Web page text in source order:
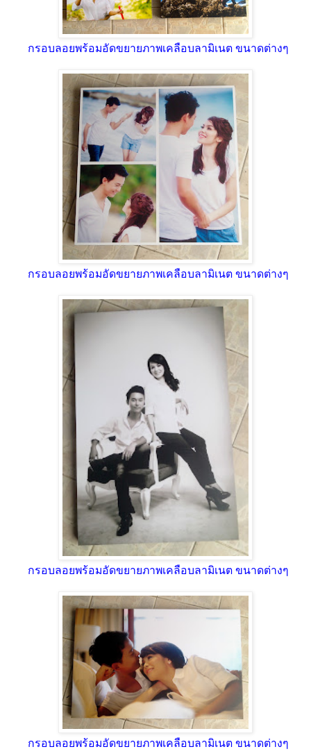
กรอบลอยพร้อมอัดขยายภาพเคลือบลามิเนต ขนาดต่างๆ
กรอบลอยพร้อมอัดขยายภาพเคลือบลามิเนต ขนาดต่างๆ
กรอบลอยพร้อมอัดขยายภาพเคลือบลามิเนต ขนาดต่างๆ
กรอบลอยพร้อมอัดขยายภาพเคลือบลามิเนต ขนาดต่างๆ